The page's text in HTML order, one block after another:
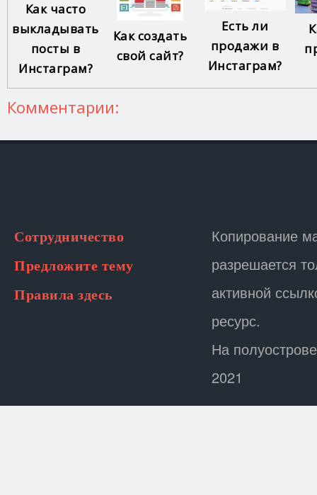
Как часто
выкладывать
посты в
Инстаграм?
Как создать
свой сайт?
Есть ли
продажи в
Инстаграм?
Комментарии:
Сотрудничество
Предложите тему
Правила здесь
Копирование
разрешается
активной
ресурс.
На
2021